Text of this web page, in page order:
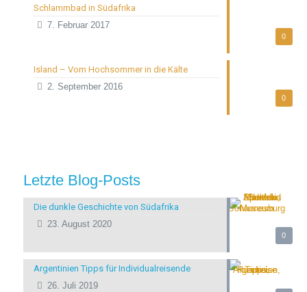
0
Schlammbad in Südafrika
7. Februar 2017
0
Island – Vom Hochsommer in die Kälte
2. September 2016
Letzte Blog-Posts
0
Die dunkle Geschichte von Südafrika
23. August 2020
Argentinien Tipps für Individualreisende
26. Juli 2019